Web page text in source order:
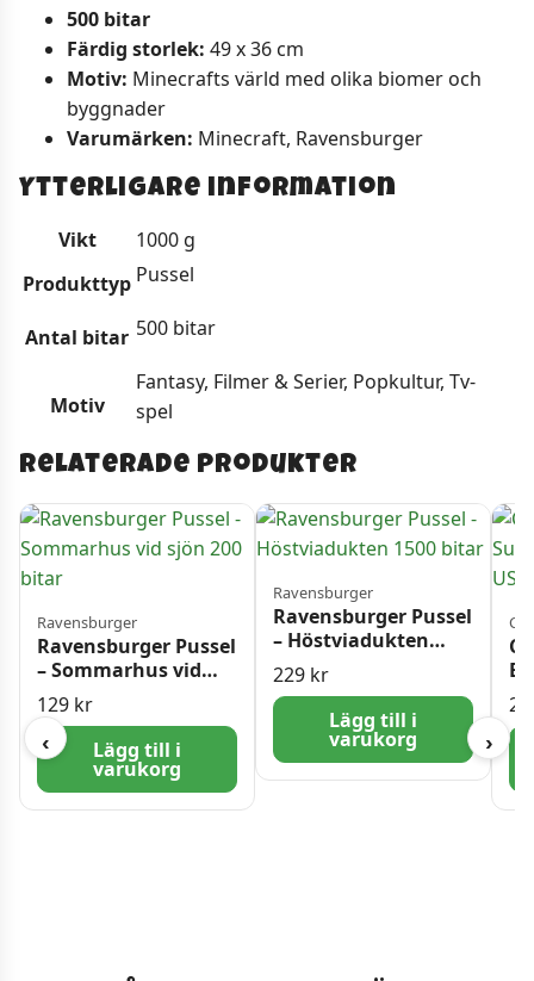
500 bitar
Färdig storlek: 49 x 36 cm
Motiv: Minecrafts värld med olika biomer och
byggnader
Varumärken: Minecraft, Ravensburger
Ytterligare information
Vikt
1000 g
Produkttyp Pussel
Antal bitar 500 bitar
Motiv
Fantasy, Filmer & Serier, Popkultur, Tv-
spel
Relaterade produkter
‹
Ravensburger
Ravensburger Pussel
– Sommarhus vid
sjön 200 bitar
129 kr
Lägg till i
varukorg
Ravensburger
Ravensburger Pussel
– Höstviadukten
1500 bitar
229 kr
Lägg till i
varukorg
›